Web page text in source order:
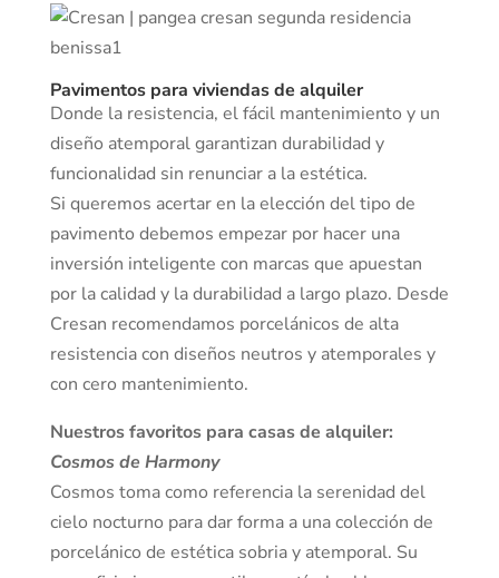
Pavimentos para viviendas de alquiler
Donde la resistencia, el fácil mantenimiento y un
diseño atemporal garantizan durabilidad y
funcionalidad sin renunciar a la estética.
Si queremos acertar en la elección del tipo de
pavimento debemos empezar por hacer una
inversión inteligente con marcas que apuestan
por la calidad y la durabilidad a largo plazo. Desde
Cresan recomendamos porcelánicos de alta
resistencia con diseños neutros y atemporales y
con cero mantenimiento.
Nuestros favoritos para casas de alquiler:
Cosmos de Harmony
Cosmos toma como referencia la serenidad del
cielo nocturno para dar forma a una colección de
porcelánico de estética sobria y atemporal. Su